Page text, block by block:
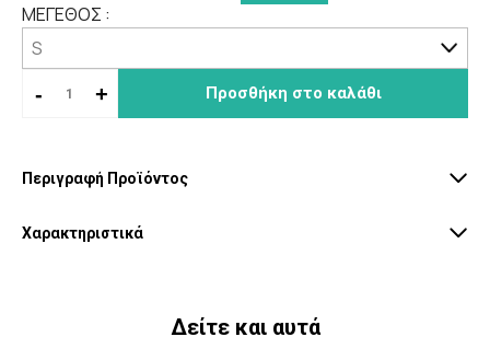
ΜΕΓΕΘΟΣ :
- + Προσθήκη στο καλάθι
Περιγραφή Προϊόντος
Χαρακτηριστικά
Δείτε και αυτά